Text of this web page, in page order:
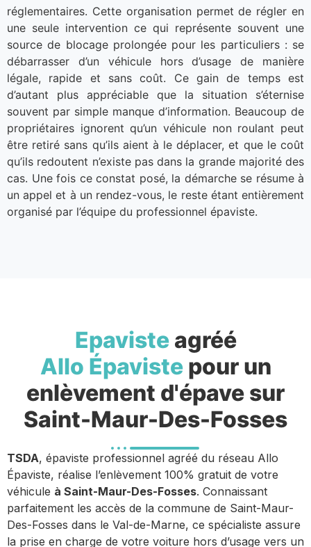
réglementaires. Cette organisation permet de régler en
une seule intervention ce qui représente souvent une
source de blocage prolongée pour les particuliers : se
débarrasser d’un véhicule hors d’usage de manière
légale, rapide et sans coût. Ce gain de temps est
d’autant plus appréciable que la situation s’éternise
souvent par simple manque d’information. Beaucoup de
propriétaires ignorent qu’un véhicule non roulant peut
être retiré sans qu’ils aient à le déplacer, et que le coût
qu’ils redoutent n’existe pas dans la grande majorité des
cas. Une fois ce constat posé, la démarche se résume à
un appel et à un rendez-vous, le reste étant entièrement
organisé par l’équipe du professionnel épaviste.
Epavisteagréé
Allo Épavistepour un
enlèvement d'épave sur
Saint-Maur-Des-Fosses
TSDA, épaviste professionnel agréé du réseau Allo
Épaviste, réalise l’enlèvement 100% gratuit de votre
véhicule à Saint-Maur-Des-Fosses. Connaissant
parfaitement les accès de la commune de Saint-Maur-
Des-Fosses dans le Val-de-Marne, ce spécialiste assure
la prise en charge de votre voiture hors d’usage vers un